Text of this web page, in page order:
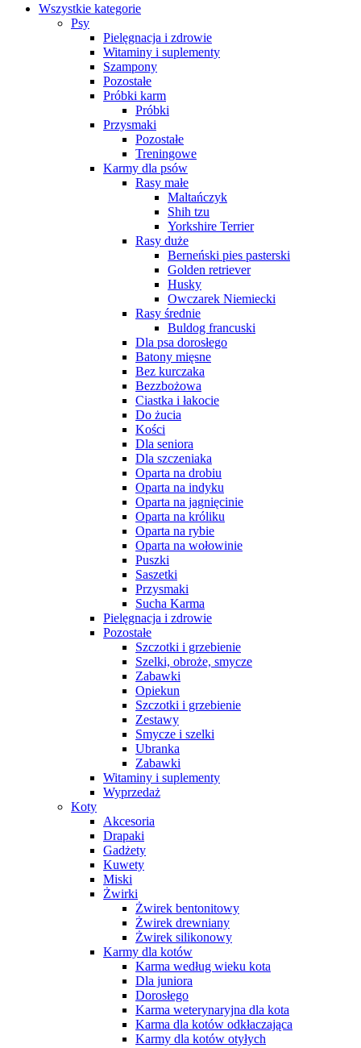
Wszystkie kategorie
Psy
Pielęgnacja i zdrowie
Witaminy i suplementy
Szampony
Pozostałe
Próbki karm
Próbki
Przysmaki
Pozostałe
Treningowe
Karmy dla psów
Rasy małe
Maltańczyk
Shih tzu
Yorkshire Terrier
Rasy duże
Berneński pies pasterski
Golden retriever
Husky
Owczarek Niemiecki
Rasy średnie
Buldog francuski
Dla psa dorosłego
Batony mięsne
Bez kurczaka
Bezzbożowa
Ciastka i łakocie
Do żucia
Kości
Dla seniora
Dla szczeniaka
Oparta na drobiu
Oparta na indyku
Oparta na jagnięcinie
Oparta na króliku
Oparta na rybie
Oparta na wołowinie
Puszki
Saszetki
Przysmaki
Sucha Karma
Pielęgnacja i zdrowie
Pozostałe
Szczotki i grzebienie
Szelki, obroże, smycze
Zabawki
Opiekun
Szczotki i grzebienie
Zestawy
Smycze i szelki
Ubranka
Zabawki
Witaminy i suplementy
Wyprzedaż
Koty
Akcesoria
Drapaki
Gadżety
Kuwety
Miski
Żwirki
Żwirek bentonitowy
Żwirek drewniany
Żwirek silikonowy
Karmy dla kotów
Karma według wieku kota
Dla juniora
Dorosłego
Karma weterynaryjna dla kota
Karma dla kotów odkłaczająca
Karmy dla kotów otyłych